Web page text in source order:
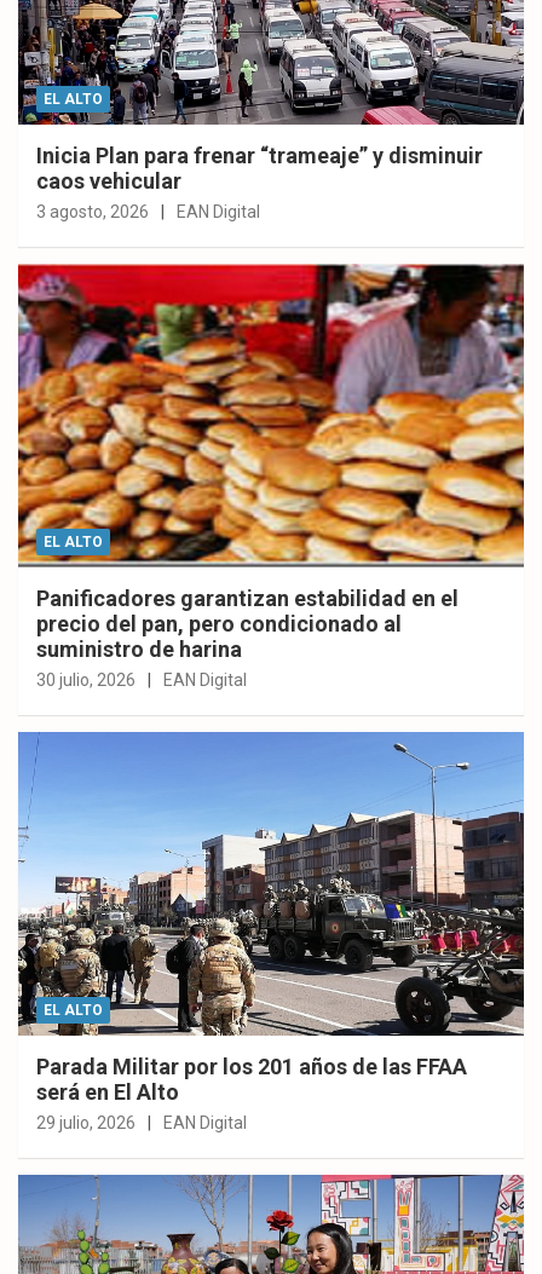
EL ALTO
Inicia Plan para frenar “trameaje” y disminuir
caos vehicular
3 agosto, 2026 EAN Digital
EL ALTO
Panificadores garantizan estabilidad en el
precio del pan, pero condicionado al
suministro de harina
30 julio, 2026 EAN Digital
EL ALTO
Parada Militar por los 201 años de las FFAA
será en El Alto
29 julio, 2026 EAN Digital